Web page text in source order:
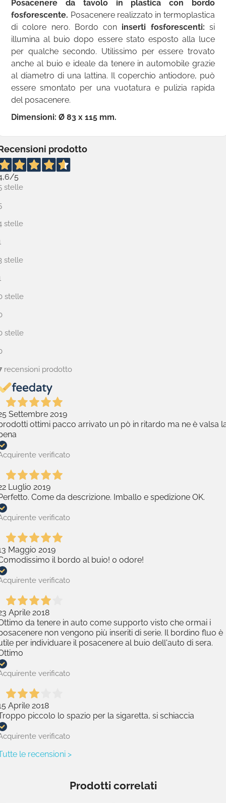
Posacenere da tavolo in plastica con bordo
fosforescente. Posacenere realizzato in termoplastica
di colore nero. Bordo con inserti fosforescenti: si
illumina al buio dopo essere stato esposto alla luce
per qualche secondo. Utilissimo per essere trovato
anche al buio e ideale da tenere in automobile grazie
al diametro di una lattina. Il coperchio antiodore, può
essere smontato per una vuotatura e pulizia rapida
del posacenere.
Dimensioni: Ø 83 x 115 mm.
prodotto
/5
stelle
stelle
stelle
stelle
stelle
recensioni prodotto
Settembre 2019
ottimi pacco arrivato un pò in ritardo ma ne è valsa
verificato
Luglio 2019
Come da descrizione. Imballo e spedizione OK.
verificato
Maggio 2019
il bordo al buio! 0 odore!
verificato
Aprile 2018
da tenere in auto come supporto visto che ormai i
non vengono più inseriti di serie. Il bordino fluo è
per individuare il posacenere al buio dell'auto di sera.
verificato
Aprile 2018
piccolo lo spazio per la sigaretta, si schiaccia
verificato
le recensioni >
Prodotti correlati